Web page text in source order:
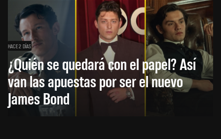
HACE 2 DÍAS
¿Quién se quedará con el papel? Así
van las apuestas por ser el nuevo
James Bond